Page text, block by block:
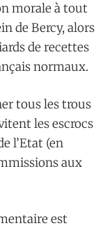
morale à tout
de Bercy, alors
de recettes
normaux.
tous les trous
les escrocs
l’Etat (en
aux
est